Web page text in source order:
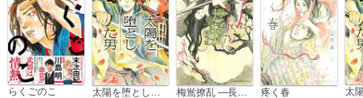
らくごのこ 疼く春